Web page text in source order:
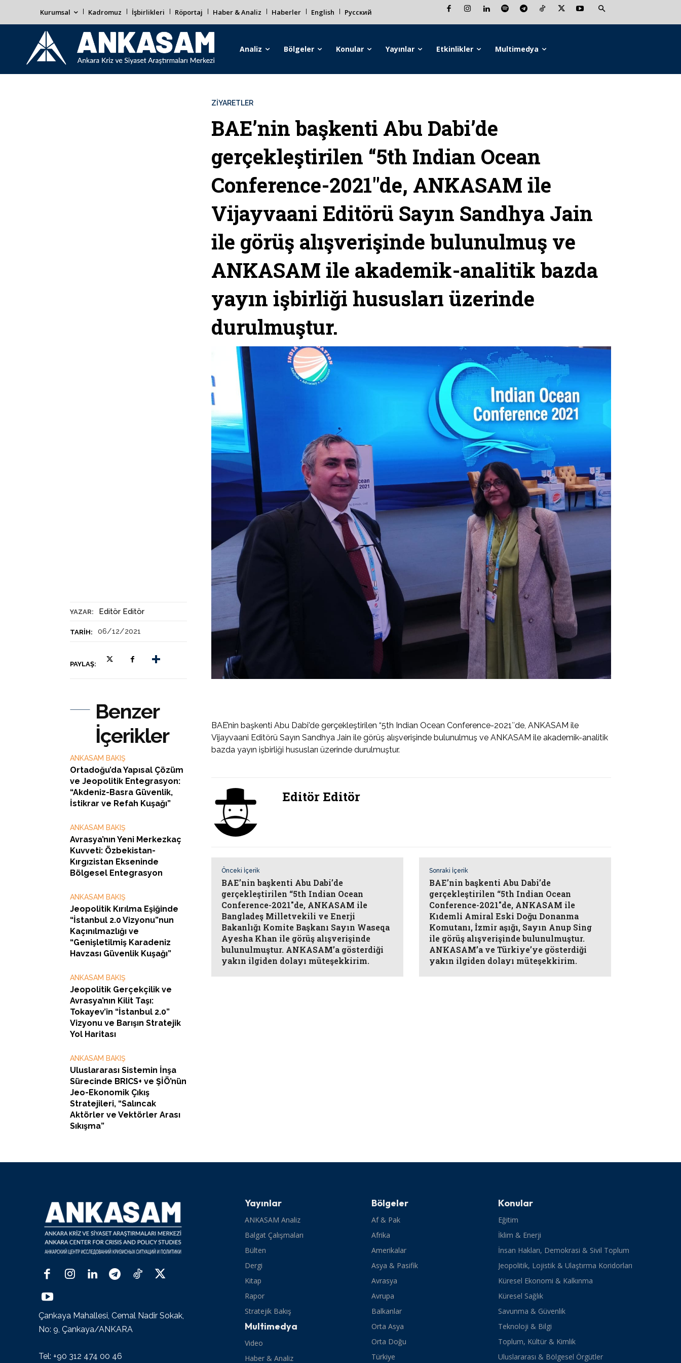
Kurumsal Kadromuz İşbirlikleri Röportaj Haber & Analiz Haberler English Русский
Analiz Bölgeler Konular Yayınlar Etkinlikler Multimedya
YAZAR: Editör Editör
TARIH: 06/12/2021
PAYLAŞ:
ZIYARETLER
BAE’nin başkenti Abu Dabi’de
gerçekleştirilen “5th Indian Ocean
Conference-2021″de, ANKASAM ile
Vijayvaani Editörü Sayın Sandhya Jain
ile görüş alışverişinde bulunulmuş ve
ANKASAM ile akademik-analitik bazda
yayın işbirliği hususları üzerinde
durulmuştur.
Benzer
İçerikler
ANKASAM BAKIŞ
Ortadoğu’da Yapısal Çözüm
ve Jeopolitik Entegrasyon:
“Akdeniz-Basra Güvenlik,
İstikrar ve Refah Kuşağı”
ANKASAM BAKIŞ
Avrasya’nın Yeni Merkezkaç
Kuvveti: Özbekistan-
Kırgızistan Ekseninde
Bölgesel Entegrasyon
ANKASAM BAKIŞ
Jeopolitik Kırılma Eşiğinde
“İstanbul 2.0 Vizyonu”nun
Kaçınılmazlığı ve
“Genişletilmiş Karadeniz
Havzası Güvenlik Kuşağı”
ANKASAM BAKIŞ
Jeopolitik Gerçekçilik ve
Avrasya’nın Kilit Taşı:
Tokayev’in “İstanbul 2.0”
Vizyonu ve Barışın Stratejik
Yol Haritası
ANKASAM BAKIŞ
Uluslararası Sistemin İnşa
Sürecinde BRICS+ ve ŞİÖ’nün
Jeo-Ekonomik Çıkış
Stratejileri, “Salıncak
Aktörler ve Vektörler Arası
Sıkışma”
BAE’nin başkenti Abu Dabi’de gerçekleştirilen “5th Indian Ocean Conference-2021″de, ANKASAM ile
Vijayvaani Editörü Sayın Sandhya Jain ile görüş alışverişinde bulunulmuş ve ANKASAM ile akademik-analitik
bazda yayın işbirliği hususları üzerinde durulmuştur.
Editör Editör
Önceki İçerik
BAE’nin başkenti Abu Dabi’de
gerçekleştirilen “5th Indian Ocean
Conference-2021″de, ANKASAM ile
Bangladeş Milletvekili ve Enerji
Bakanlığı Komite Başkanı Sayın Waseqa
Ayesha Khan ile görüş alışverişinde
bulunulmuştur. ANKASAM’a gösterdiği
yakın ilgiden dolayı müteşekkirim.
Sonraki İçerik
BAE’nin başkenti Abu Dabi’de
gerçekleştirilen “5th Indian Ocean
Conference-2021″de, ANKASAM ile
Kıdemli Amiral Eski Doğu Donanma
Komutanı, İzmir aşığı, Sayın Anup Sing
ile görüş alışverişinde bulunulmuştur.
ANKASAM’a ve Türkiye’ye gösterdiği
yakın ilgiden dolayı müteşekkirim.
Çankaya Mahallesi, Cemal Nadir Sokak,
No: 9, Çankaya/ANKARA
Tel: +90 312 474 00 46
Yayınlar
ANKASAM Analiz
Balgat Çalışmaları
Bülten
Dergi
Kitap
Rapor
Stratejik Bakış
Multimedya
Video
Haber & Analiz
Bölgeler
Af & Pak
Afrika
Amerikalar
Asya & Pasifik
Avrasya
Avrupa
Balkanlar
Orta Asya
Orta Doğu
Türkiye
Konular
Eğitim
İklim & Enerji
İnsan Hakları, Demokrasi & Sivil Toplum
Jeopolitik, Lojistik & Ulaştırma Koridorları
Küresel Ekonomi & Kalkınma
Küresel Sağlık
Savunma & Güvenlik
Teknoloji & Bilgi
Toplum, Kültür & Kimlik
Uluslararası & Bölgesel Örgütler